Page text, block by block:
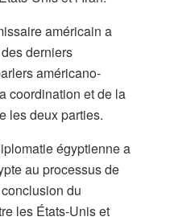
américain a
derniers
américano-
coordination et de la
les deux parties.
égyptienne a
au processus de
du
les États-Unis et